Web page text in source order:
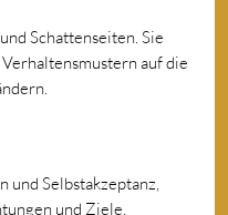
Schattenseiten. Sie
auf die
und Selbstakzeptanz,
und Ziele,